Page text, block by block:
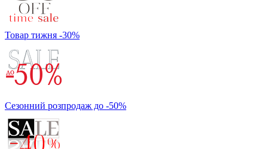
Товар тижня -30%
Сезонний розпродаж до -50%